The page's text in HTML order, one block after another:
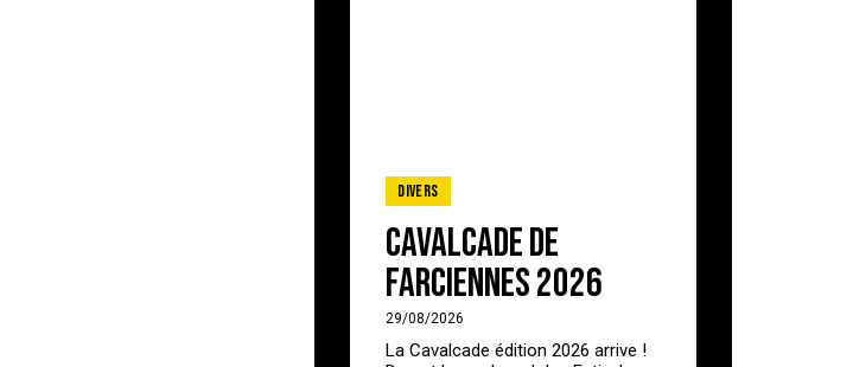
Divers
Cavalcade de
Farciennes 2026
29/08/2026
La Cavalcade édition 2026 arrive !